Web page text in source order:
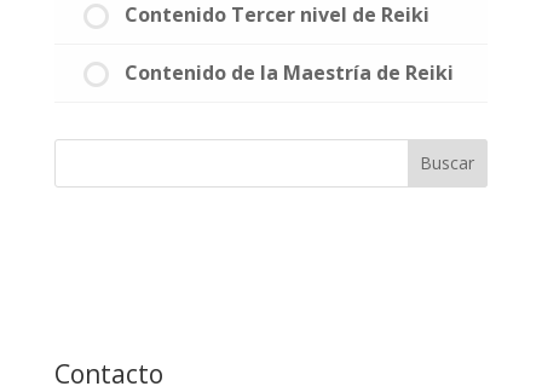
Contenido Tercer nivel de Reiki
Contenido de la Maestría de Reiki
Contacto